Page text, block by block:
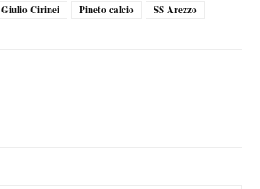
Giulio Cirinei Pineto calcio SS Arezzo